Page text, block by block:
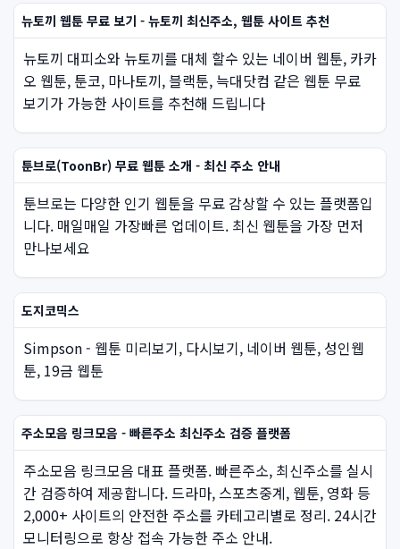
뉴토끼 웹툰 무료 보기 - 뉴토끼 최신주소, 웹툰 사이트 추천
뉴토끼 대피소와 뉴토끼를 대체 할수 있는 네이버 웹툰, 카카
오 웹툰, 툰코, 마나토끼, 블랙툰, 늑대닷컴 같은 웹툰 무료
보기가 가능한 사이트를 추천해 드립니다
툰브로(ToonBr) 무료 웹툰 소개 - 최신 주소 안내
툰브로는 다양한 인기 웹툰을 무료 감상할 수 있는 플랫폼입
니다. 매일매일 가장빠른 업데이트. 최신 웹툰을 가장 먼저
만나보세요
도지코믹스
Simpson - 웹툰 미리보기, 다시보기, 네이버 웹툰, 성인웹
툰, 19금 웹툰
주소모음 링크모음 - 빠른주소 최신주소 검증 플랫폼
주소모음 링크모음 대표 플랫폼. 빠른주소, 최신주소를 실시
간 검증하여 제공합니다. 드라마, 스포츠중계, 웹툰, 영화 등
2,000+ 사이트의 안전한 주소를 카테고리별로 정리. 24시간
모니터링으로 항상 접속 가능한 주소 안내.